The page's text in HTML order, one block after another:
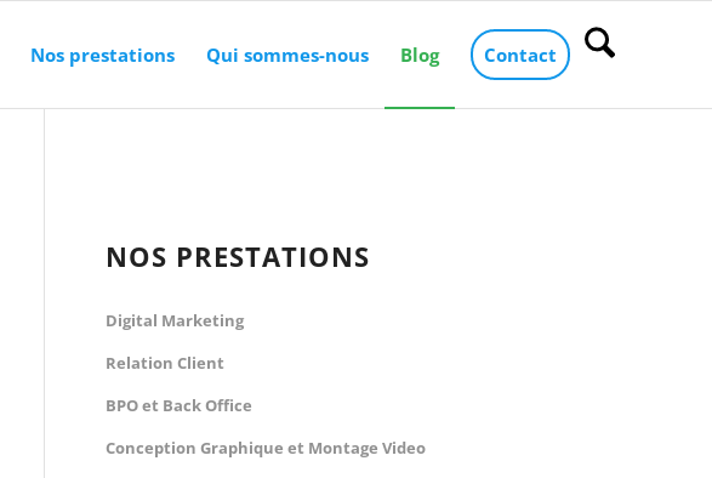
Nos prestations Qui sommes-nous Blog Contact
NOS PRESTATIONS
Digital Marketing
Relation Client
BPO et Back Office
Conception Graphique et Montage Video